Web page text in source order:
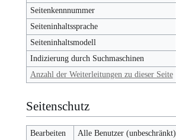
Seitenkennnummer
Seiteninhaltssprache
Seiteninhaltsmodell
Indizierung durch Suchmaschinen
Anzahl der Weiterleitungen zu dieser Seite
Seitenschutz
Bearbeiten
Alle Benutzer (unbeschränkt)